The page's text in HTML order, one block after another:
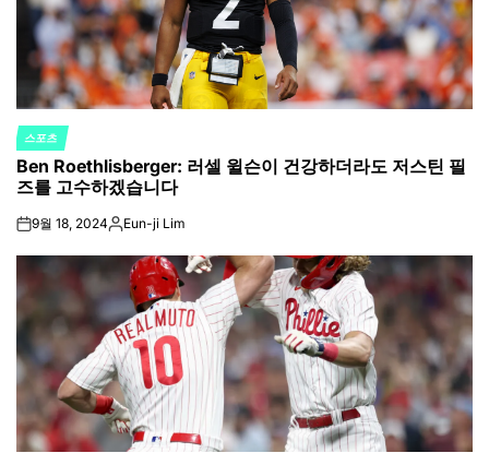
POSTED
IN
스포츠
Ben Roethlisberger: 러셀 윌슨이 건강하더라도 저스틴 필
즈를 고수하겠습니다
on9월 18, 2024Posted
Eun-ji Lim